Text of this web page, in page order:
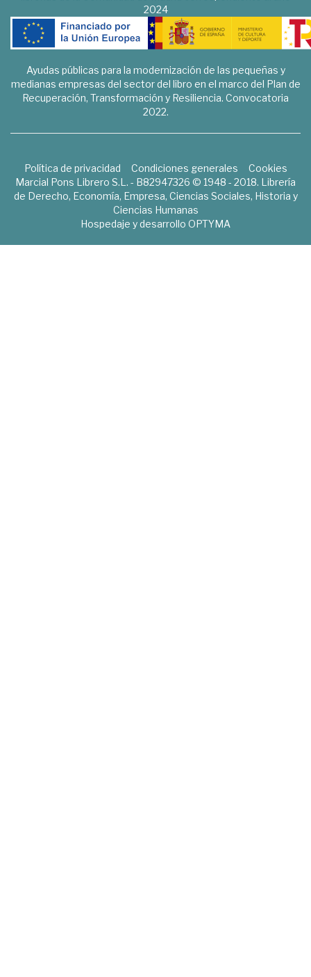
2024
Ayudas públicas para la modernización de las pequeñas y
medianas empresas del sector del libro en el marco del Plan de
Recuperación, Transformación y Resiliencia. Convocatoria
2022.
Política de privacidad Condiciones generales
Cookies
Marcial Pons Librero S.L. - B82947326 © 1948 - 2018. Librería
de Derecho, Economía, Empresa, Ciencias Sociales, Historia y
Ciencias Humanas
Hospedaje y desarrollo OPTYMA